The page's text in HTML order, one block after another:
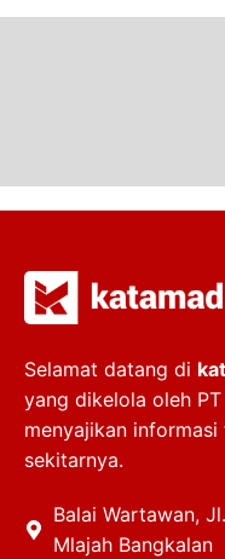
Selamat datang di
yang dikelola oleh
menyajikan
sekitarnya.
Balai Wartawan,
Mlajah Bangkalan